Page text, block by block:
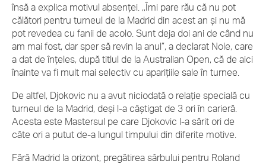
însă a explica motivul absenței. ,,Îmi pare rău că nu pot
călători pentru turneul de la Madrid din acest an și nu mă
pot revedea cu fanii de acolo. Sunt deja doi ani de când nu
am mai fost, dar sper să revin la anul”, a declarat Nole, care
a dat de înțeles, după titlul de la Australian Open, că de aici
înainte va fi mult mai selectiv cu aparițiile sale în turnee.
De altfel, Djokovic nu a avut niciodată o relație specială cu
turneul de la Madrid, deși l-a câștigat de 3 ori în carieră.
Acesta este Mastersul pe care Djokovic l-a sărit ori de
câte ori a putut de-a lungul timpului din diferite motive.
Fără Madrid la orizont, pregătirea sârbului pentru Roland